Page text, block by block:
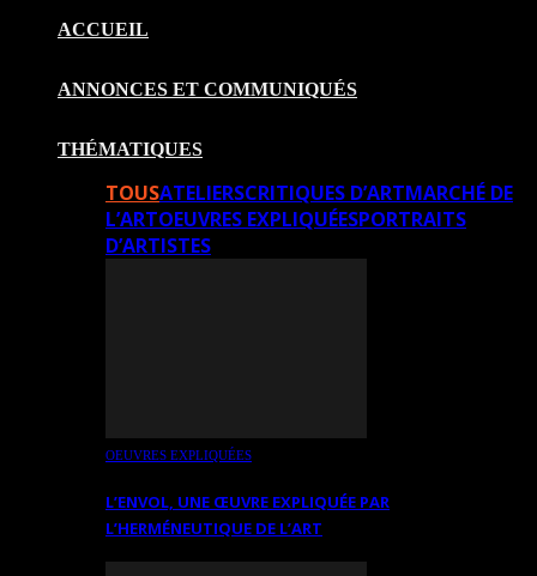
ACCUEIL
ANNONCES ET COMMUNIQUÉS
THÉMATIQUES
TOUSATELIERSCRITIQUES D’ARTMARCHÉ DE
L’ARTOEUVRES EXPLIQUÉESPORTRAITS
D’ARTISTES
OEUVRES EXPLIQUÉES
L’ENVOL, UNE ŒUVRE EXPLIQUÉE PAR
L’HERMÉNEUTIQUE DE L’ART